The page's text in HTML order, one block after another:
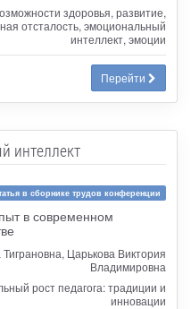
здоровья, развитие,
отсталость, эмоциональный
интеллект, эмоции
Перейти
интеллект
в сборнике трудов конференции
в современном
Царькова Виктория
Владимировна
рост педагога: традиции и
инновации